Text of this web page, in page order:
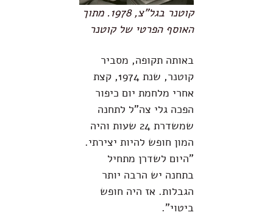
קוטנר בגל"צ, 1978. מתוך
האוסף הפרטי של קוטנר
באותה תקופה, מסביר
קוטנר, שנת 1974, קצת
אחרי מלחמת יום כיפור
הפכה גלי צה"ל לתחנה
שמשדרת 24 שעות והיה
המון חופש להיות יצירתי.
"היום לשדרן מתחיל
בתחנה יש הרבה יותר
הגבלות. אז היה חופש
ביטוי".